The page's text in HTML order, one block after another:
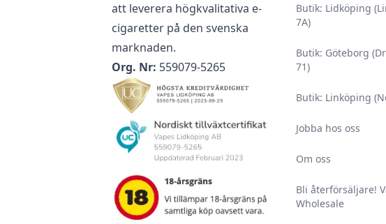
att leverera högkvalitativa e-
cigaretter på den svenska
marknaden.
Org. Nr: 559079-5265
Butik: Lidköping
7A)
Butik: Göteborg
71)
Butik: Linköping
Jobba hos oss
Om oss
Bli återförsäljare!
Wholesale